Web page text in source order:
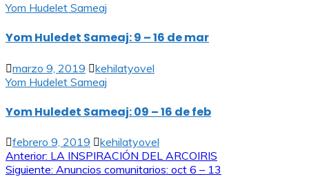
Yom Hudelet Sameaj
Yom Huledet Sameaj: 9 – 16 de mar
marzo 9, 2019
kehilatyovel
Yom Hudelet Sameaj
Yom Huledet Sameaj: 09 – 16 de feb
febrero 9, 2019 kehilatyovel
Navegación
Anterior: LA INSPIRACIÓN DEL ARCOIRIS
Siguiente: Anuncios comunitarios: oct 6 – 13